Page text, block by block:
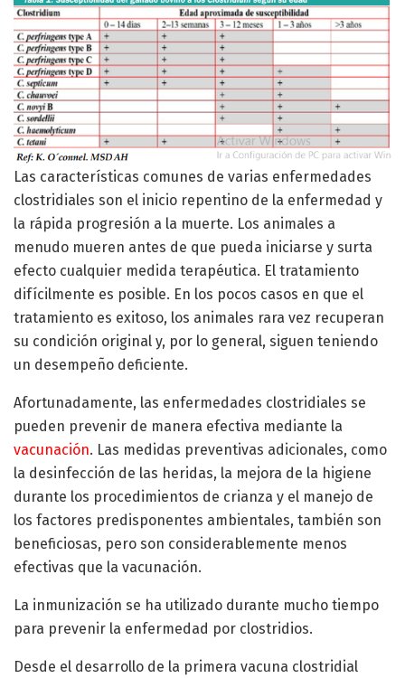
Las características comunes de varias enfermedades
clostridiales son el inicio repentino de la enfermedad y
la rápida progresión a la muerte. Los animales a
menudo mueren antes de que pueda iniciarse y surta
efecto cualquier medida terapéutica. El tratamiento
difícilmente es posible. En los pocos casos en que el
tratamiento es exitoso, los animales rara vez recuperan
su condición original y, por lo general, siguen teniendo
un desempeño deficiente.
Afortunadamente, las enfermedades clostridiales se
pueden prevenir de manera efectiva mediante la
vacunación. Las medidas preventivas adicionales, como
la desinfección de las heridas, la mejora de la higiene
durante los procedimientos de crianza y el manejo de
los factores predisponentes ambientales, también son
beneficiosas, pero son considerablemente menos
efectivas que la vacunación.
La inmunización se ha utilizado durante mucho tiempo
para prevenir la enfermedad por clostridios.
Desde el desarrollo de la primera vacuna clostridial